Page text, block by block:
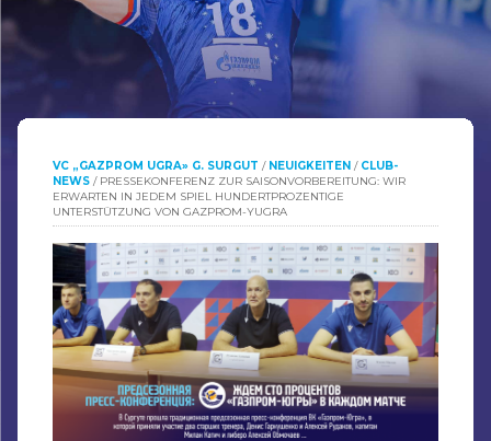
VC „GAZPROM UGRA» G. SURGUT / NEUIGKEITEN / CLUB-
NEWS / PRESSEKONFERENZ ZUR SAISONVORBEREITUNG: WIR
ERWARTEN IN JEDEM SPIEL HUNDERTPROZENTIGE
UNTERSTÜTZUNG VON GAZPROM-YUGRA